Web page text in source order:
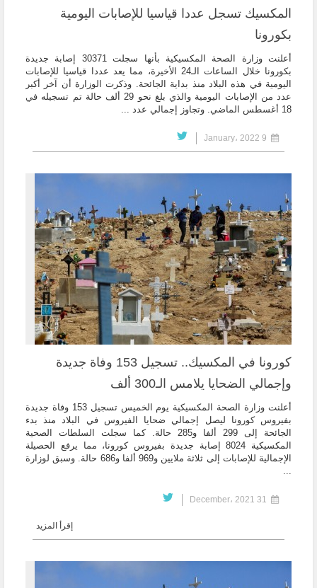
المكسيك تسجل عددا قياسيا للإصابات اليومية
بكورونا
أعلنت وزارة الصحة المكسيكية بأنها سجلت 30371 إصابة جديدة
بكورونا خلال الساعات الـ24 الأخيرة، مما يعد عددا قياسيا للإصابات
اليومية في هذه البلاد منذ بداية الجائحة. وذكرت الوزارة أن آخر أكبر
عدد من الإصابات اليومية والذي بلغ نحو 29 ألف حالة تم تسجيله في
18 أغسطس الماضي. وتجاوز إجمالي عدد ...
كورونا في المكسيك.. تسجيل 153 وفاة جديدة
وإجمالي الضحايا يلامس الـ300 ألف
أعلنت وزارة الصحة المكسيكية يوم الخميس تسجيل 153 وفاة جديدة
بفيروس كورونا ليصل إجمالي ضحايا الفيروس في البلاد منذ بدء
الجائحة إلى 299 ألفا و285 حالة. كما سجلت السلطات الصحية
المكسيكية 8024 إصابة جديدة بفيروس كورونا، مما يرفع الحصيلة
الإجمالية للإصابات إلى ثلاثة ملايين و969 ألفا و686 حالة. وسبق لوزارة
...
إقرأ المزيد